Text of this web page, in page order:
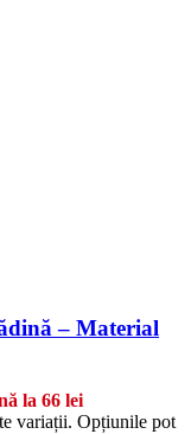
– Material
la 66 lei
variații. Opțiunile pot